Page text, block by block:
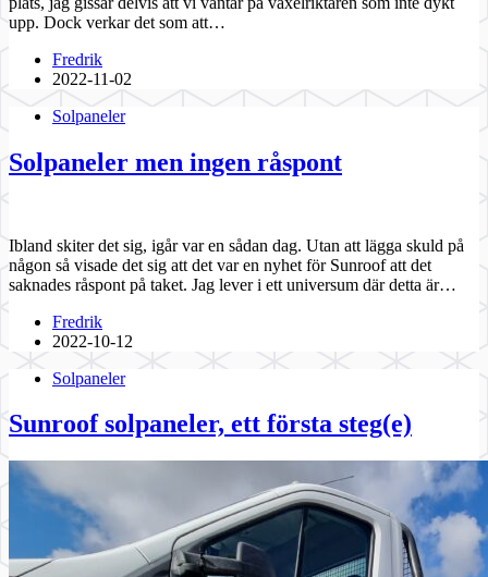
upp. Dock verkar det som att…
Fredrik
2022-11-02
Solpaneler
Solpaneler men ingen råspont
Ibland skiter det sig, igår var en sådan dag. Utan att lägga skuld på
någon så visade det sig att det var en nyhet för Sunroof att det
saknades råspont på taket. Jag lever i ett universum där detta är…
Fredrik
2022-10-12
Solpaneler
Sunroof solpaneler, ett första steg(e)